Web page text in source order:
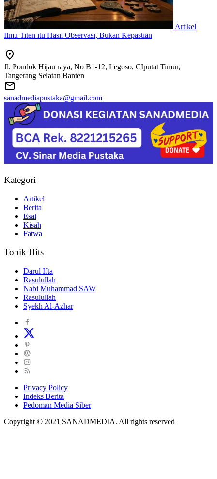
Artikel
Ilmu Titen itu Hasil Observasi, Bukan Kepastian
Jl. Pondok Hijau raya, No B1-12, Legoso, CIputat Timur,
Tangerang Selatan Banten
sanadmediapustaka@gmail.com
Kategori
Artikel
Berita
Esai
Kisah
Fatwa
Topik Hits
Darul Ifta
Rasulullah
Nabi Muhammad SAW
Rasulullah
Syekh Al-Azhar
Privacy Policy
Indeks Berita
Pedoman Media Siber
Copyright © 2021 SANADMEDIA. All rights reserved